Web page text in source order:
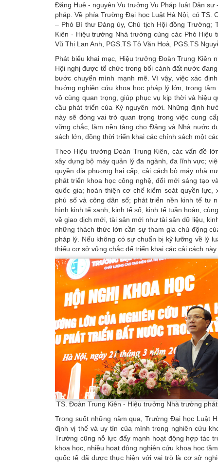
Đăng Huệ - nguyên Vụ trưởng Vụ Pháp luật Dân sự
pháp. Về phía Trường Đại học Luật Hà Nội, có TS.
– Phó Bí thư Đảng ủy, Chủ tịch Hội đồng Trường;
Kiên - Hiệu trưởng Nhà trường cùng các Phó Hiệu
Vũ Thị Lan Anh, PGS.TS Tô Văn Hoà, PGS.TS
Phát biểu khai mạc, Hiệu trưởng Đoàn Trung Kiên
Hội nghị được tổ chức trong bối cảnh đất nước
bước chuyển mình mạnh mẽ. Vì vậy, việc xác
hướng nghiên cứu khoa học pháp lý lớn, trọng
vô cùng quan trọng, giúp phục vụ kịp thời và hiệu
cầu phát triển của Kỷ nguyên mới. Những định
này sẽ đóng vai trò quan trọng trong việc cung
vững chắc, làm nền tảng cho Đảng và Nhà nước
sách lớn, đồng thời triển khai các chính sách một
Theo Hiệu trưởng Đoàn Trung Kiên, các vấn đề
xây dựng bộ máy quản lý đa ngành, đa lĩnh vực;
quyền địa phương hai cấp, cải cách bộ máy nhà
phát triển khoa học công nghệ, đổi mới sáng tạo
quốc gia; hoàn thiện cơ chế kiểm soát quyền lực,
phủ số và công dân số; phát triển nền kinh tế tư
hình kinh tế xanh, kinh tế số, kinh tế tuần hoàn,
về giao dịch mới, tài sản mới như tài sản dữ liệu,
những thách thức lớn cần sự tham gia chủ động
pháp lý. Nếu không có sự chuẩn bị kỹ lưỡng về lý
thiếu cơ sở vững chắc để triển khai các cải cách này.
TS. Đoàn Trung Kiên - Hiệu trưởng Nhà trường
Trong suốt những năm qua, Trường Đại học Luật
định vị thế và uy tín của mình trong nghiên cứu
Trường cũng nỗ lực đẩy mạnh hoạt động hợp tác
khoa học, nhiều hoạt động nghiên cứu khoa học
quốc tế đã được thực hiện với vai trò là cơ sở